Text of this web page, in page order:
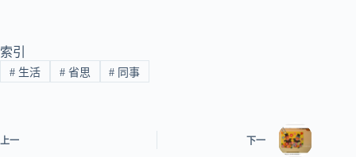
索引
#生活 #省思 # 同事
上一 下一